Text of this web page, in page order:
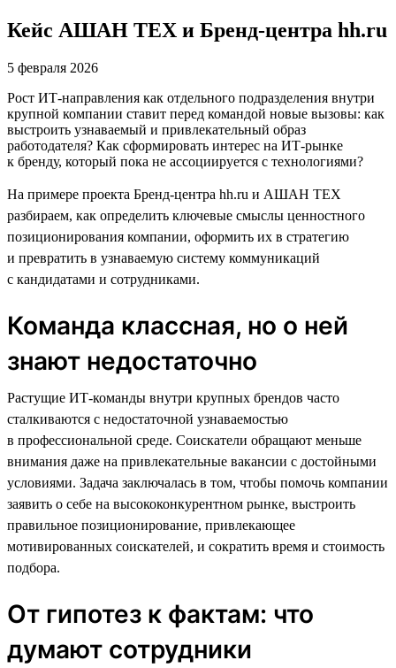
Кейс АШАН ТЕХ и Бренд-центра hh.ru
5 февраля 2026
Рост ИТ-направления как отдельного подразделения внутри
крупной компании ставит перед командой новые вызовы: как
выстроить узнаваемый и привлекательный образ
работодателя? Как сформировать интерес на ИТ-рынке
к бренду, который пока не ассоциируется с технологиями?
На примере проекта Бренд-центра hh.ru и АШАН ТЕХ
разбираем, как определить ключевые смыслы ценностного
позиционирования компании, оформить их в стратегию
и превратить в узнаваемую систему коммуникаций
с кандидатами и сотрудниками.
Команда классная, но о ней
знают недостаточно
Растущие ИТ-команды внутри крупных брендов часто
сталкиваются с недостаточной узнаваемостью
в профессиональной среде. Соискатели обращают меньше
внимания даже на привлекательные вакансии с достойными
условиями. Задача заключалась в том, чтобы помочь компании
заявить о себе на высококонкурентном рынке, выстроить
правильное позиционирование, привлекающее
мотивированных соискателей, и сократить время и стоимость
подбора.
От гипотез к фактам: что
думают сотрудники